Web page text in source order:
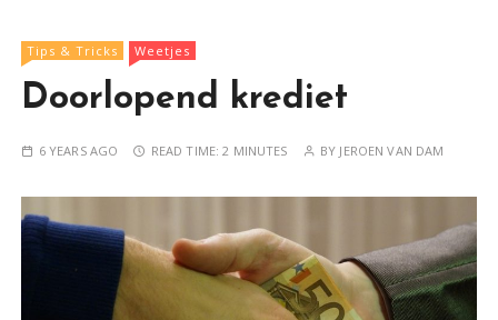
Tips & Tricks Weetjes
Doorlopend krediet
6 YEARS AGO READ TIME:2 MINUTES BY JEROEN VAN DAM